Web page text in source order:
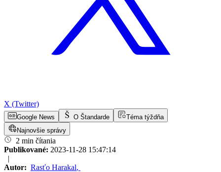
X (Twitter)
Google News O Štandarde
Téma týždňa
Najnovšie správy
2 min čítania
Publikované: 2023-11-28 15:47:14
|
Autor: Rasťo Harakal,